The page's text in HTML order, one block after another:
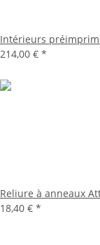
Intérieurs
214,00 € *
Reliure à anneaux
18,40 € *